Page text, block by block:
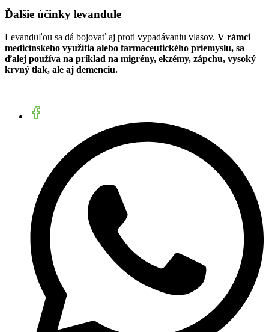
Ďalšie účinky levandule
Levanduľou sa dá bojovať aj proti vypadávaniu vlasov. V rámci
medicínskeho využitia alebo farmaceutického priemyslu, sa
ďalej používa na príklad na migrény, ekzémy, zápchu, vysoký
krvný tlak, ale aj demenciu.